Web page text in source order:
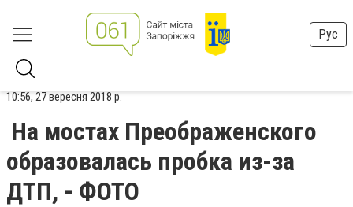
Рус
10:56, 27 вересня 2018 р.
На мостах Преображенского
образовалась пробка из-за
ДТП, - ФОТО